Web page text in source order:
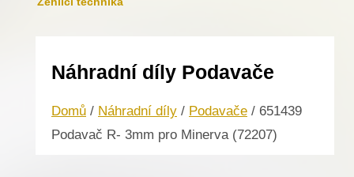
Náhradní díly Podavače
Domů / Náhradní díly / Podavače / 651439
Podavač R- 3mm pro Minerva (72207)